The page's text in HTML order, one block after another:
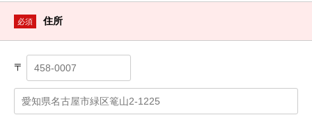
必須 住所
〒